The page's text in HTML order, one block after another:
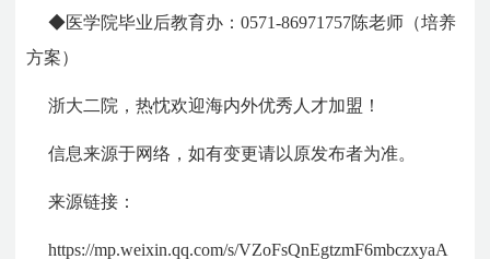
◆医学院毕业后教育办：0571-86971757陈老师（培养
方案）
浙大二院，热忱欢迎海内外优秀人才加盟！
信息来源于网络，如有变更请以原发布者为准。
来源链接：
https://mp.weixin.qq.com/s/VZoFsQnEgtzmF6mbczxyaA